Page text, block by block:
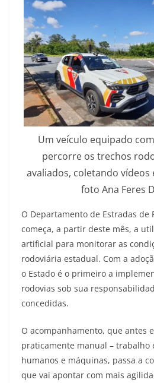
Um veículo equipado
percorre os trechos
avaliados, coletando vídeos
foto Ana Feres
O Departamento de Estradas de
começa, a partir deste mês, a
artificial para monitorar as
rodoviária estadual. Com a
o Estado é o primeiro a
rodovias sob sua
concedidas.
O acompanhamento, que antes
praticamente manual – trabalho
humanos e máquinas, passa a
que vai apontar com mais